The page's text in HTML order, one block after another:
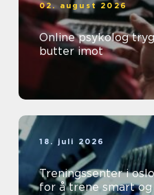
02. august 2026
Online psykolog trygg hjelp når livet
butter imot
18. juli 2026
Treningssenter i
for å trene smart og